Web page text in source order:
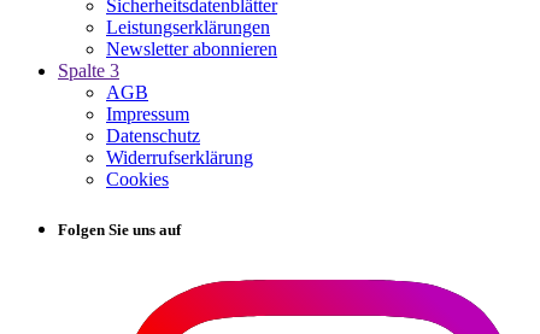
Sicherheitsdatenblätter
Leistungserklärungen
Newsletter abonnieren
Spalte 3
AGB
Impressum
Datenschutz
Widerrufserklärung
Cookies
Folgen Sie uns auf